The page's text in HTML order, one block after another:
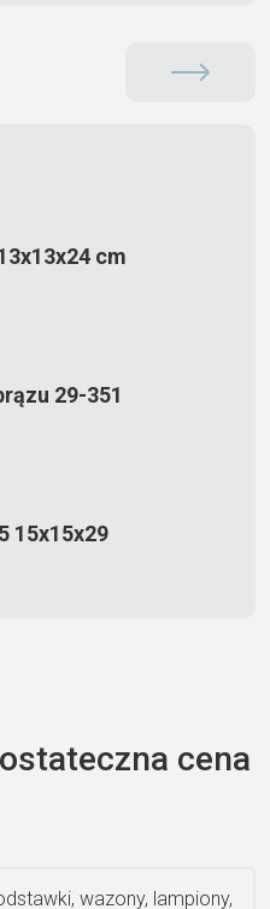
cm
29-351
15x15x29
cena
wazony, lampiony,